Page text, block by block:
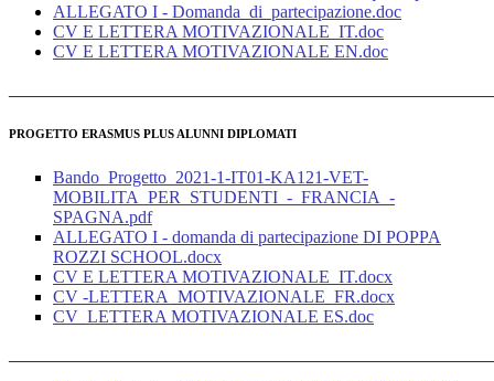
ALLEGATO I - Domanda_di_partecipazione.doc
CV E LETTERA MOTIVAZIONALE_IT.doc
CV E LETTERA MOTIVAZIONALE EN.doc
PROGETTO ERASMUS PLUS ALUNNI DIPLOMATI
Bando_Progetto_2021-1-IT01-KA121-VET-
MOBILITA_PER_STUDENTI_-_FRANCIA_-
SPAGNA.pdf
ALLEGATO I - domanda di partecipazione DI POPPA
ROZZI SCHOOL.docx
CV E LETTERA MOTIVAZIONALE_IT.docx
CV -LETTERA_MOTIVAZIONALE_FR.docx
CV_LETTERA MOTIVAZIONALE ES.doc